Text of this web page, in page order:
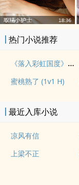
热门小说推荐
《落入彩虹国度》穿越+西幻+言情
蜜桃熟了 (1v1 H)
最近入库小说
凉风有信
上梁不正